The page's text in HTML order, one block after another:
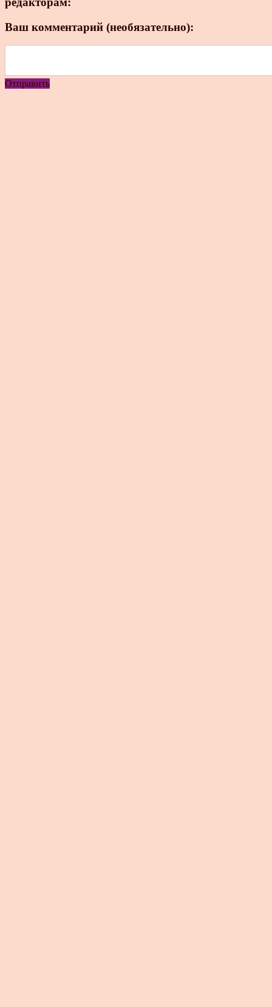
Ваш комментарий (необязательно):
Отправить